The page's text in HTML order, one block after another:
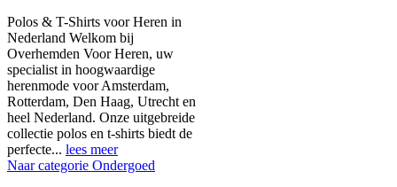
Polos & T-Shirts voor Heren in
Nederland Welkom bij
Overhemden Voor Heren, uw
specialist in hoogwaardige
herenmode voor Amsterdam,
Rotterdam, Den Haag, Utrecht en
heel Nederland. Onze uitgebreide
collectie polos en t-shirts biedt de
perfecte... lees meer
Naar categorie Ondergoed